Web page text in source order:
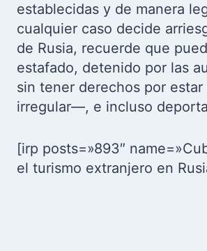
establecidas y de manera
cualquier caso decide
de Rusia, recuerde que
estafado, detenido por las
sin tener derechos por
irregular—, e incluso
[irp posts=»893″
el turismo extranjero en